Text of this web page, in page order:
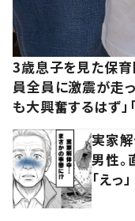
3歳息子を見た保育
員全員に激震が走
も大興奮するはず」「
実家
男性
「えっ」